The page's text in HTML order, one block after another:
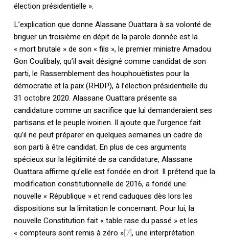
élection présidentielle ».
L’explication que donne Alassane Ouattara à sa volonté de
briguer un troisième en dépit de la parole donnée est la
« mort brutale » de son « fils », le premier ministre Amadou
Gon Coulibaly, qu’il avait désigné comme candidat de son
parti, le Rassemblement des houphouëtistes pour la
démocratie et la paix (RHDP), à l’élection présidentielle du
31 octobre 2020. Alassane Ouattara présente sa
candidature comme un sacrifice que lui demanderaient ses
partisans et le peuple ivoirien. Il ajoute que l’urgence fait
qu’il ne peut préparer en quelques semaines un cadre de
son parti à être candidat. En plus de ces arguments
spécieux sur la légitimité de sa candidature, Alassane
Ouattara affirme qu’elle est fondée en droit. Il prétend que la
modification constitutionnelle de 2016, a fondé une
nouvelle « République » et rend caduques dès lors les
dispositions sur la limitation le concernant. Pour lui, la
nouvelle Constitution fait « table rase du passé » et les
« compteurs sont remis à zéro »[7], une interprétation